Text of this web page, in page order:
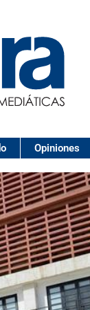
Opiniones